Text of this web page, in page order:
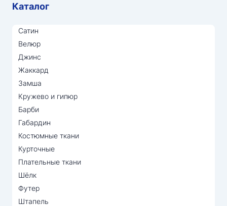
Каталог
Сатин
Велюр
Джинс
Жаккард
Замша
Кружево и гипюр
Барби
Габардин
Костюмные ткани
Курточные
Плательные ткани
Шёлк
Футер
Штапель